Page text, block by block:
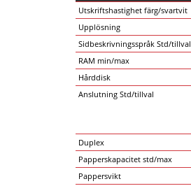
Utskriftshastighet färg/svartvit
Upplösning
Sidbeskrivningsspråk Std/tillval
RAM min/max
Hårddisk
Anslutning Std/tillval
Duplex
Papperskapacitet std/max
Pappersvikt